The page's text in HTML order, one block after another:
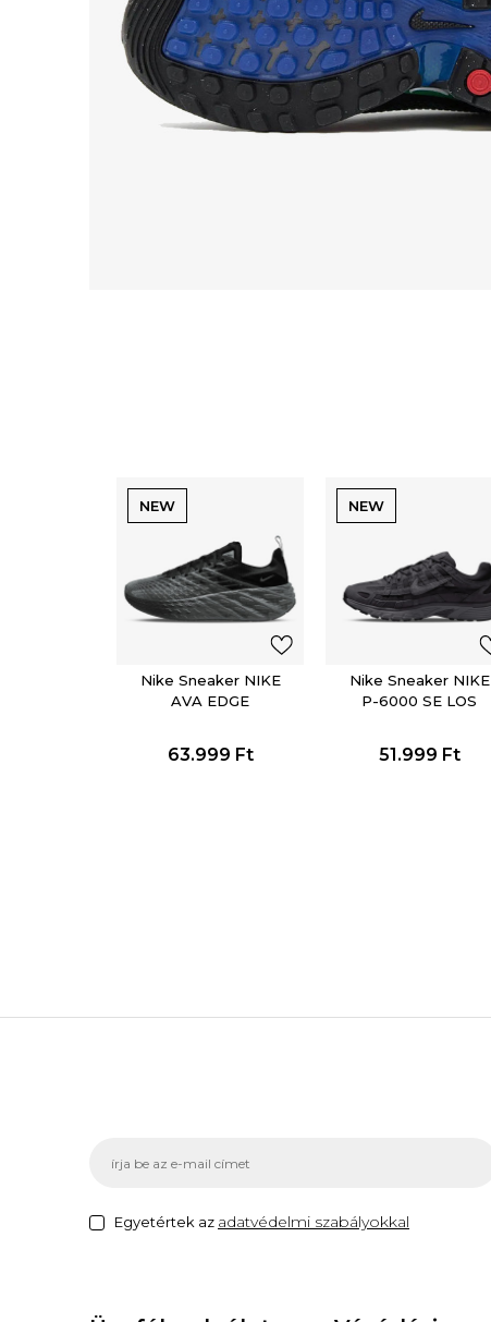
NEW
Nike Sneaker NIKE
AVA EDGE
63.999 Ft
NEW
Nike Sneaker NIKE
P-6000 SE LOS
51.999 Ft
Egyetértek az adatvédelmi szabályokkal